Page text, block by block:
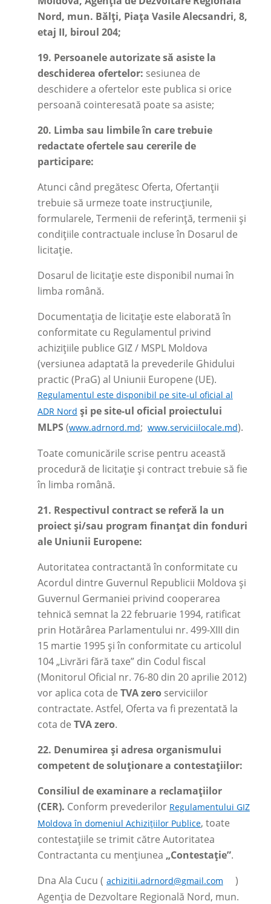
Nord, mun. Bălți, Piața Vasile Alecsandri, 8,
etaj II, biroul 204;
19. Persoanele autorizate să asiste la
deschiderea ofertelor: sesiunea de
deschidere a ofertelor este publica si orice
persoană cointeresată poate sa asiste;
20. Limba sau limbile în care trebuie
redactate ofertele sau cererile de
participare:
Atunci când pregătesc Oferta, Ofertanții
trebuie să urmeze toate instrucțiunile,
formularele, Termenii de referință, termenii și
condițiile contractuale incluse în Dosarul de
licitație.
Dosarul de licitație este disponibil numai în
limba română.
Documentația de licitație este elaborată în
conformitate cu Regulamentul privind
achizițiile publice GIZ / MSPL Moldova
(versiunea adaptată la prevederile Ghidului
practic (PraG) al Uniunii Europene (UE).
Regulamentul este disponibil pe site-ul oficial al
ADR Nord și pe site-ul oficial proiectului
MLPS (www.adrnord.md; www.serviciilocale.md).
Toate comunicările scrise pentru această
procedură de licitație și contract trebuie să fie
în limba română.
21. Respectivul contract se referă la un
proiect și/sau program finanțat din fonduri
ale Uniunii Europene:
Autoritatea contractantă în conformitate cu
Acordul dintre Guvernul Republicii Moldova și
Guvernul Germaniei privind cooperarea
tehnică semnat la 22 februarie 1994, ratificat
prin Hotărârea Parlamentului nr. 499-XIII din
15 martie 1995 și în conformitate cu articolul
104 „Livrări fără taxe” din Codul fiscal
(Monitorul Oficial nr. 76-80 din 20 aprilie 2012)
vor aplica cota de TVA zeroserviciilor
contractate. Astfel, Oferta va fi prezentată la
cota de TVA zero.
22. Denumirea și adresa organismului
competent de soluționare a contestațiilor:
Consiliul de examinare a reclamațiilor
(CER). Conform prevederilor Regulamentului GIZ
Moldova în domeniul Achizițiilor Publice, toate
contestațiile se trimit către Autoritatea
Contractanta cu mențiunea „Contestație”.
Dna Ala Cucu ( achizitii.adrnord@gmail.com
)
Agenția de Dezvoltare Regională Nord, mun.